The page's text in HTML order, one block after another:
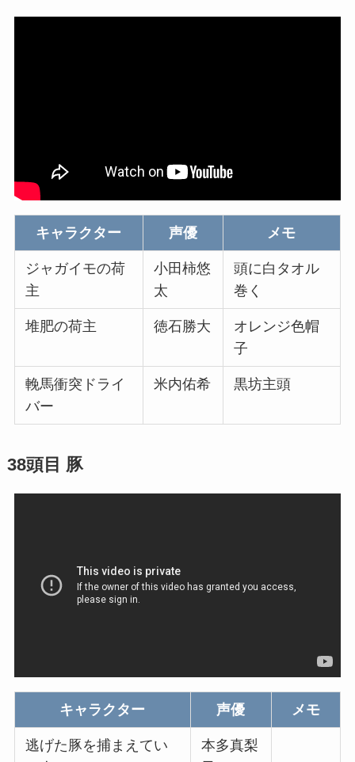
キャラクター 声優 メモ
ジャガイモの荷
主
小田柿悠
太
頭に白タオル
巻く
堆肥の荷主 徳石勝大
オレンジ色帽
子
輓馬衝突ドライ
バー
米内佑希 黒坊主頭
38頭目 豚
キャラクター 声優 メモ
逃げた豚を捕まえてい
本多真梨